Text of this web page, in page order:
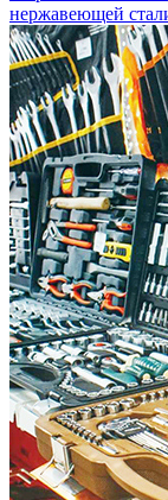
нержавеющей